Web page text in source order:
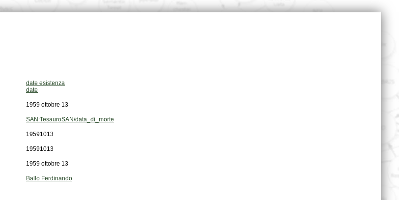
date esistenza
date
1959 ottobre 13
SAN:TesauroSAN/data_di_morte
19591013
19591013
1959 ottobre 13
Ballo Ferdinando